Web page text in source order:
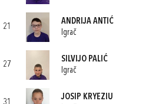
21
ANDRIJA ANTIĆ
Igrač
27
SILVIJO PALIĆ
Igrač
JOSIP KRYEZIU